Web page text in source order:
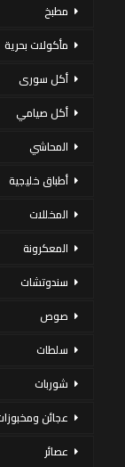
مطبخ
مأكولات بحرية
أكل سورى
أكل صيامي
المحاشي
أطباق خليجية
المخللات
المعكرونة
سندوتشات
صوص
سلطات
شوربات
عجائن
عصائر